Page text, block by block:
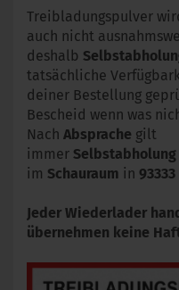
Treibladungspulver
auch nicht
deshalb
tatsächliche
deiner Bestellung
Bescheid wenn was
Nach Absprache gilt
immer Selbstabholung
im Schauraum in 93333
Jeder Wiederlader
übernehmen keine